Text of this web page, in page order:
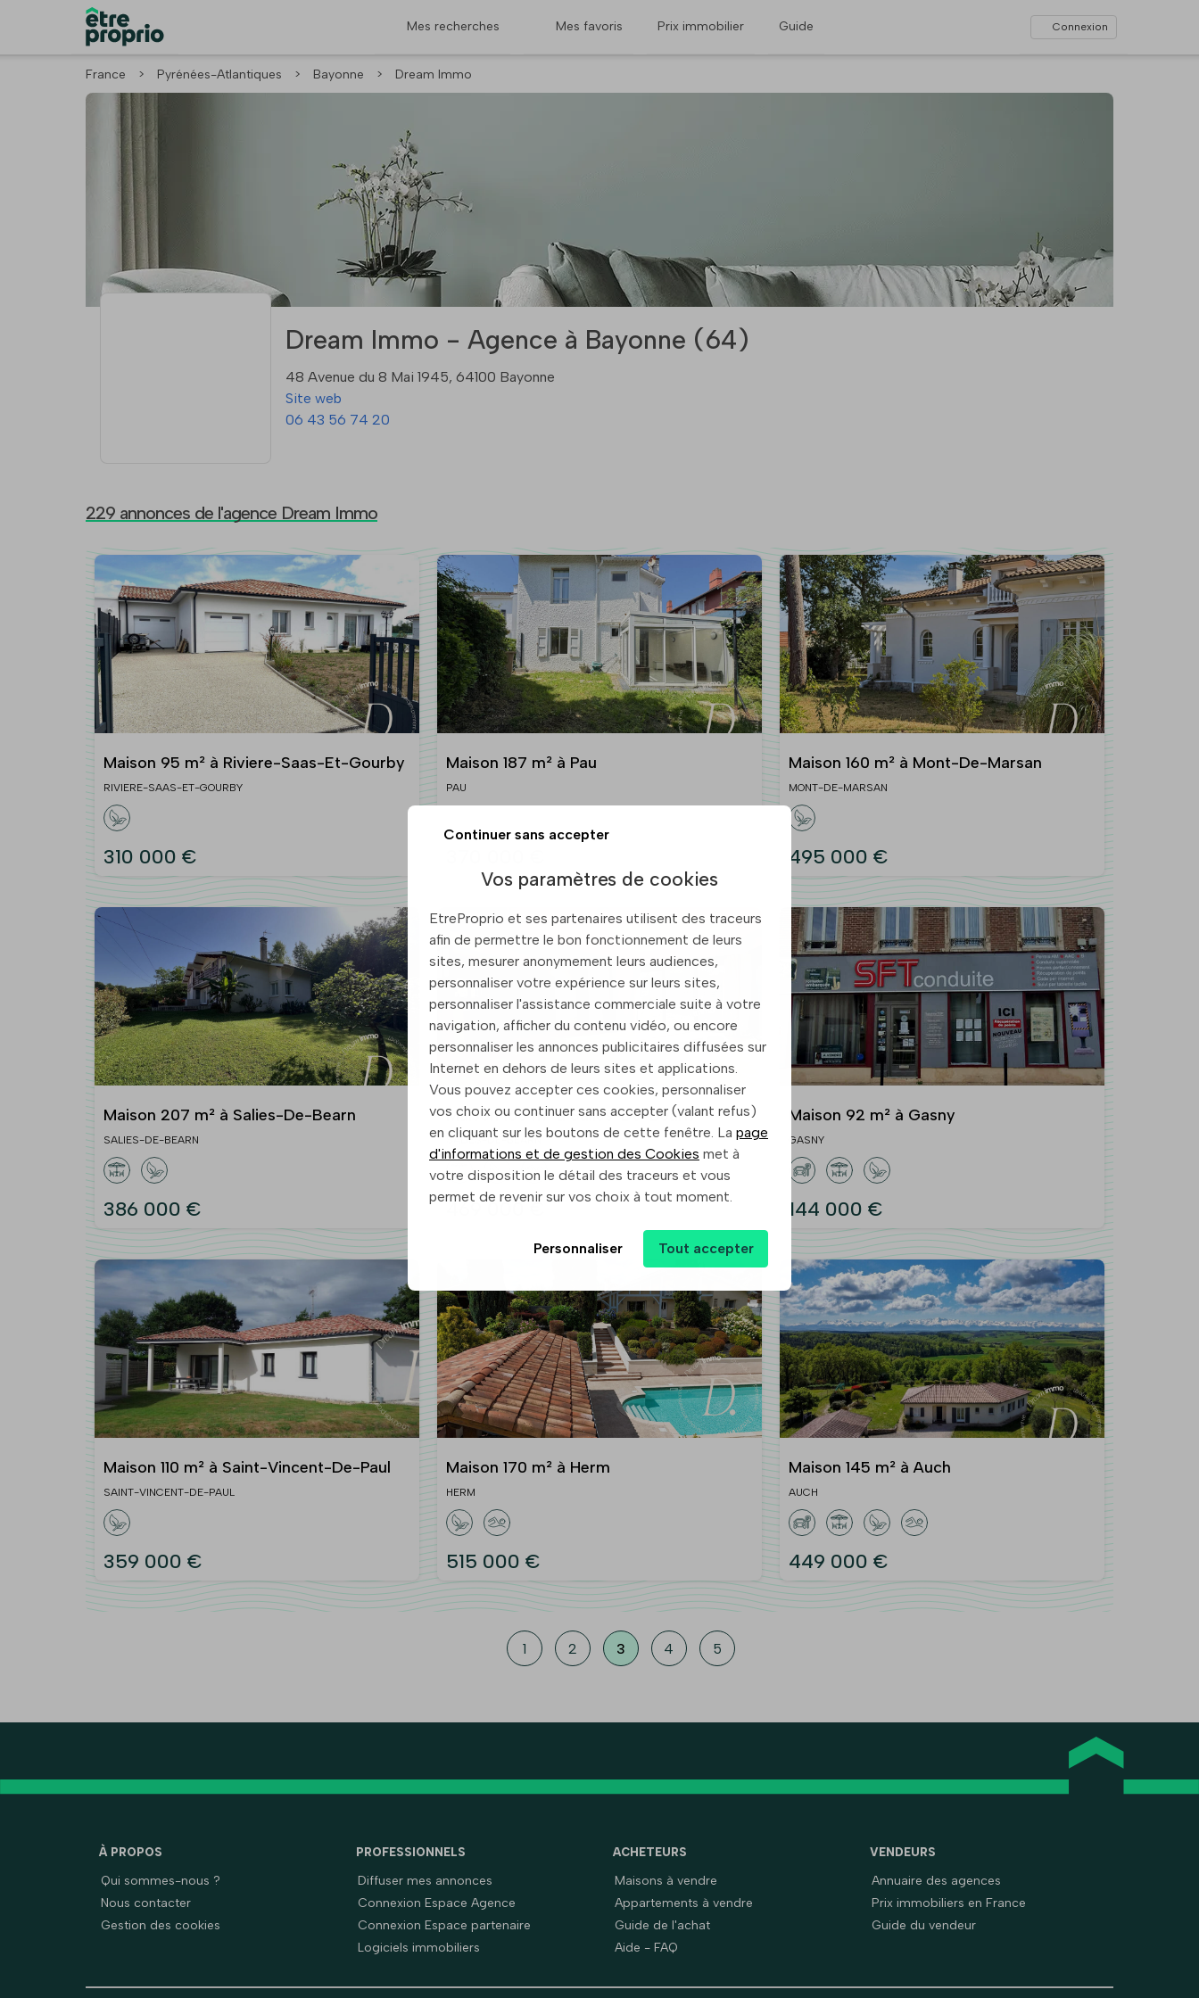
Mes recherches Mes favoris Prix immobilier Guide Connexion
France > Pyrénées-Atlantiques > Bayonne > Dream Immo
Dream Immo - Agence à Bayonne (64)
48 Avenue du 8 Mai 1945, 64100 Bayonne
Site web
06 43 56 74 20
229 annonces de l'agence Dream Immo
Maison 95 m² à Riviere-Saas-Et-Gourby
RIVIERE-SAAS-ET-GOURBY
310 000 €
Maison 187 m² à Pau
PAU
Maison 160 m² à Mont-De-Marsan
MONT-DE-MARSAN
495 000 €
Maison 207 m² à Salies-De-Bearn
SALIES-DE-BEARN
386 000 €
Maison 166 m² à Salies-De-Bearn
SALIES-DE-BEARN
469 000 €
Maison 92 m² à Gasny
GASNY
144 000 €
Maison 110 m² à Saint-Vincent-De-Paul
SAINT-VINCENT-DE-PAUL
359 000 €
Maison 170 m² à Herm
HERM
515 000 €
Maison 145 m² à Auch
AUCH
449 000 €
1 2 3 4 5
À PROPOS
Qui sommes-nous ?
Nous contacter
Gestion des cookies
PROFESSIONNELS
Diffuser mes annonces
Connexion Espace Agence
Connexion Espace partenaire
Logiciels immobiliers
ACHETEURS
Maisons à vendre
Appartements à vendre
Guide de l'achat
Aide - FAQ
VENDEURS
Annuaire des agences
Prix immobiliers en France
Guide du vendeur
Continuer sans accepter
Vos paramètres de cookies
EtreProprio et ses partenaires utilisent des traceurs
afin de permettre le bon fonctionnement de leurs
sites, mesurer anonymement leurs audiences,
personnaliser votre expérience sur leurs sites,
personnaliser l'assistance commerciale suite à votre
navigation, afficher du contenu vidéo, ou encore
personnaliser les annonces publicitaires diffusées sur
Internet en dehors de leurs sites et applications.
Vous pouvez accepter ces cookies, personnaliser
vos choix ou continuer sans accepter (valant refus)
en cliquant sur les boutons de cette fenêtre. La page
d'informations et de gestion des Cookies met à
votre disposition le détail des traceurs et vous
permet de revenir sur vos choix à tout moment.
Personnaliser Tout accepter